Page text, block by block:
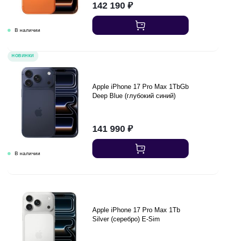
142 190₽
НОВИНКИ
Apple iPhone 17 Pro Max 1TbGb
Deep Blue (глубокий синий)
141 990₽
Apple iPhone 17 Pro Max 1Tb
Silver (серебро) E-Sim